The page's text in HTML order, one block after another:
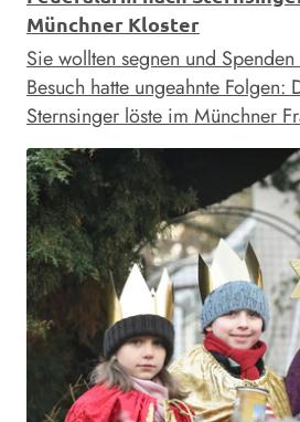
Münchner Kloster
Sie wollten segnen und
Besuch hatte ungeahnte
Sternsinger löste im Münchner